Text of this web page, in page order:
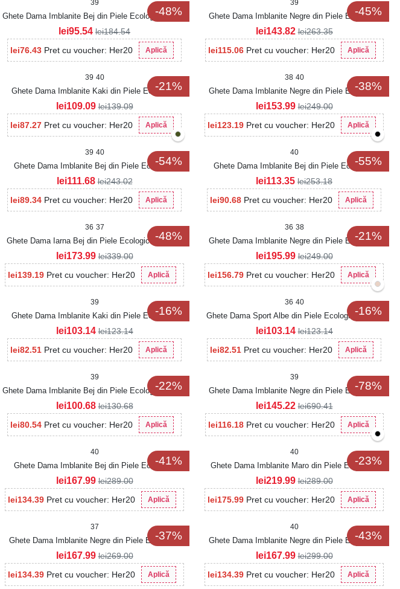
-48%
39
Ghete Dama Imblanite Bej din Piele Ecologica Nettie
lei76.43 Pret cu voucher: Her20 Aplică
lei95.54 lei184.54
-45%
39
Ghete Dama Imblanite Negre din Piele Ecologica
Intoarsa Clover
lei115.06 Pret cu voucher: Her20 Aplică
lei143.82 lei263.35
-21%
39 40
Ghete Dama Imblanite Kaki din Piele Ecologica
Intoarsa Ahlaya
lei87.27 Pret cu voucher: Her20 Aplică
lei109.09 lei139.09
-38%
38 40
Ghete Dama Imblanite Negre din Piele Ecologica
Makeda
lei123.19 Pret cu voucher: Her20 Aplică
lei153.99 lei249.00
-54%
39 40
Ghete Dama Imblanite Bej din Piele Ecologica
Intoarsa Torrie
lei89.34 Pret cu voucher: Her20 Aplică
lei111.68 lei243.02
-55%
40
Ghete Dama Imblanite Bej din Piele Ecologica
Tabacita Elvina
lei90.68 Pret cu voucher: Her20 Aplică
lei113.35 lei253.18
-48%
36 37
Ghete Dama Iarna Bej din Piele Ecologica Yuenze
lei139.19 Pret cu voucher: Her20 Aplică
lei173.99 lei339.00
-21%
36 38
Ghete Dama Imblanite Negre din Piele Ecologica
Taizlyn
lei156.79 Pret cu voucher: Her20 Aplică
lei195.99 lei249.00
-16%
39
Ghete Dama Imblanite Kaki din Piele Ecologica
Intoarsa Flavia
lei82.51 Pret cu voucher: Her20 Aplică
lei103.14 lei123.14
-16%
36 40
Ghete Dama Sport Albe din Piele Ecologica Alissa
lei82.51 Pret cu voucher: Her20 Aplică
lei103.14 lei123.14
-22%
39
Ghete Dama Imblanite Bej din Piele Ecologica Elysa
lei80.54 Pret cu voucher: Her20 Aplică
lei100.68 lei130.68
-78%
39
Ghete Dama Imblanite Negre din Piele Ecologica
Intoarsa Emora
lei116.18 Pret cu voucher: Her20 Aplică
lei145.22 lei690.41
-41%
40
Ghete Dama Imblanite Bej din Piele Ecologica
Isobella
lei134.39 Pret cu voucher: Her20 Aplică
lei167.99 lei289.00
-23%
40
Ghete Dama Imblanite Maro din Piele Ecologica
Maiya
lei175.99 Pret cu voucher: Her20 Aplică
lei219.99 lei289.00
-37%
37
Ghete Dama Imblanite Negre din Piele Ecologica
Intoarsa Louella
lei134.39 Pret cu voucher: Her20 Aplică
lei167.99 lei269.00
-43%
40
Ghete Dama Imblanite Negre din Piele Ecologica
Intoarsa Mekdes
lei134.39 Pret cu voucher: Her20 Aplică
lei167.99 lei299.00